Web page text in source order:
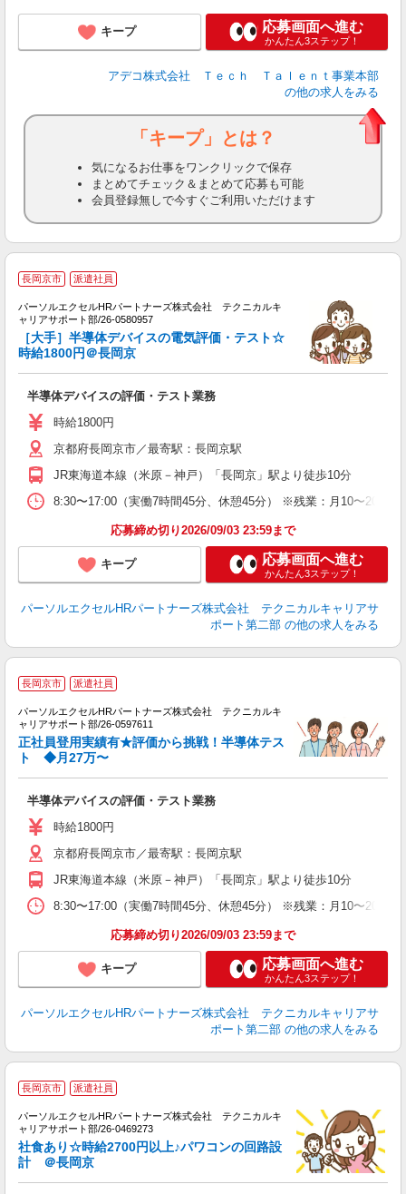
キープ 応募画面へ進む
かんたん3ステップ！
アデコ株式会社 Ｔｅｃｈ Ｔａｌｅｎｔ事業本部
の他の求人をみる
「キープ」とは？
気になるお仕事をワンクリックで保存
まとめてチェック＆まとめて応募も可能
会員登録無しで今すぐご利用いただけます
長岡京市 派遣社員
パーソルエクセルHRパートナーズ株式会社 テクニカルキ
ャリアサポート部/26-0580957
［大手］半導体デバイスの電気評価・テスト☆
時給1800円＠長岡京
半導体デバイスの評価・テスト業務
時給1800円
京都府長岡京市／最寄駅：長岡京駅
JR東海道本線（米原－神戸）「長岡京」駅より徒歩10分
8:30〜17:00（実働7時間45分、休憩45分） ※残業：月10〜20時
応募締め切り2026/09/03 23:59まで
キープ 応募画面へ進む
かんたん3ステップ！
パーソルエクセルHRパートナーズ株式会社 テクニカルキャリアサ
ポート第二部 の他の求人をみる
長岡京市 派遣社員
パーソルエクセルHRパートナーズ株式会社 テクニカルキ
ャリアサポート部/26-0597611
正社員登用実績有★評価から挑戦！半導体テス
ト ◆月27万〜
半導体デバイスの評価・テスト業務
時給1800円
京都府長岡京市／最寄駅：長岡京駅
JR東海道本線（米原－神戸）「長岡京」駅より徒歩10分
8:30〜17:00（実働7時間45分、休憩45分） ※残業：月10〜20時
応募締め切り2026/09/03 23:59まで
キープ 応募画面へ進む
かんたん3ステップ！
パーソルエクセルHRパートナーズ株式会社 テクニカルキャリアサ
ポート第二部 の他の求人をみる
長岡京市 派遣社員
パーソルエクセルHRパートナーズ株式会社 テクニカルキ
ャリアサポート部/26-0469273
社食あり☆時給2700円以上♪パワコンの回路設
計 ＠長岡京